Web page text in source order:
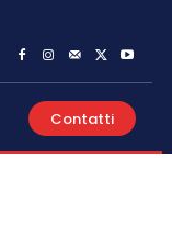
Contatti